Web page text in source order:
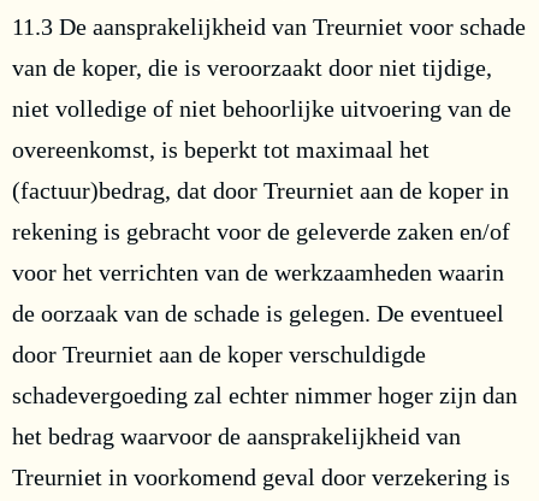
11.3 De aansprakelijkheid van Treurniet voor schade
van de koper, die is veroorzaakt door niet tijdige,
niet volledige of niet behoorlijke uitvoering van de
overeenkomst, is beperkt tot maximaal het
(factuur)bedrag, dat door Treurniet aan de koper in
rekening is gebracht voor de geleverde zaken en/of
voor het verrichten van de werkzaamheden waarin
de oorzaak van de schade is gelegen. De eventueel
door Treurniet aan de koper verschuldigde
schadevergoeding zal echter nimmer hoger zijn dan
het bedrag waarvoor de aansprakelijkheid van
Treurniet in voorkomend geval door verzekering is